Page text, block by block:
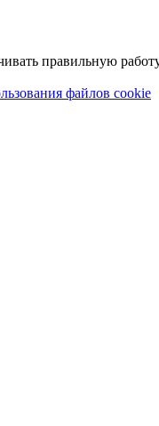
правильную
файлов cookie